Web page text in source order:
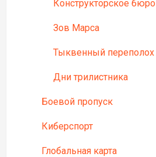
Конструкторское бюро
Зов Марса
Тыквенный переполох
Дни трилистника
Боевой пропуск
Киберспорт
Глобальная карта